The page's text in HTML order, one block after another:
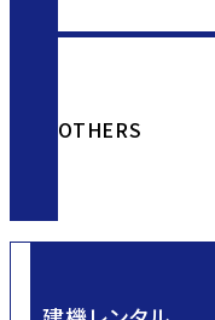
OTHERS